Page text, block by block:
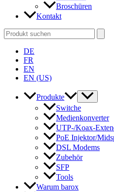
Broschüren
Kontakt
Search
for:
DE
FR
EN
EN (US)
Produkte
Switche
Medienkonverter
UTP-/Koax-
PoE Injektor/
DSL Modems
Zubehör
SFP
Tools
Warum barox